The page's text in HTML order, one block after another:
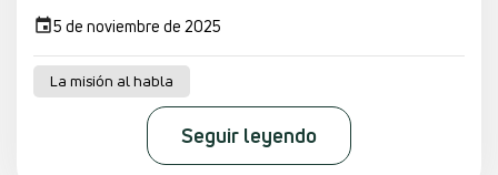
5 de noviembre de 2025
La misión al habla
Seguir leyendo